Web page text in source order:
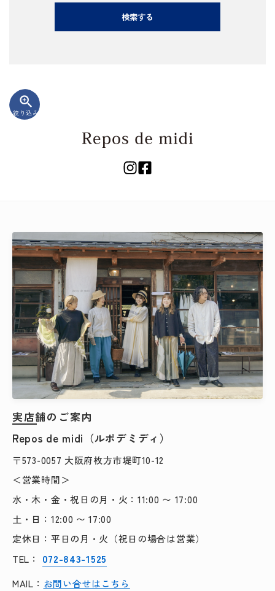
検索する
zoom_in
絞り込み
検索する
実店舗のご案内
Repos de midi（ルポデミディ）
〒573-0057 大阪府枚方市堤町10-12
＜営業時間＞
水・木・金・祝日の月・火：11:00 〜 17:00
土・日：12:00 〜 17:00
定休日：平日の月・火（祝日の場合は営業）
TEL：
072-843-1525
MAIL： お問い合せはこちら